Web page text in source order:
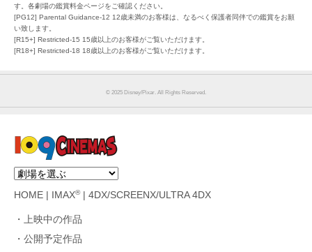
す。各劇場の鑑賞料金ページをご確認ください。
[PG12] Parental Guidance-12 12歳未満のお客様は、なるべく保護者同伴での鑑賞をお願
い致します。
[R15+] Restricted-15 15歳以上のお客様がご覧いただけます。
[R18+] Restricted-18 18歳以上のお客様がご覧いただけます。
© 2025 Disney/Pixar. All Rights Reserved.
HOME IMAX®| 4DX/SCREENX/ULTRA 4DX
上映中の作品
公開予定作品